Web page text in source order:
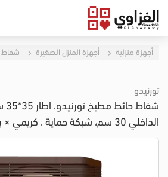
أجهزة منزلية أجهزة المنزل الصغيرة شفاط
تورنيدو
الداخلي 30 سم، شبكة حماية ، كريمي × بني، TVS-30CN